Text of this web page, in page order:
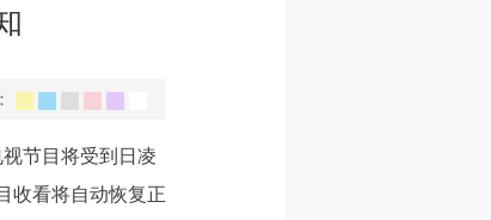
节目将受到日凌
收看将自动恢复正